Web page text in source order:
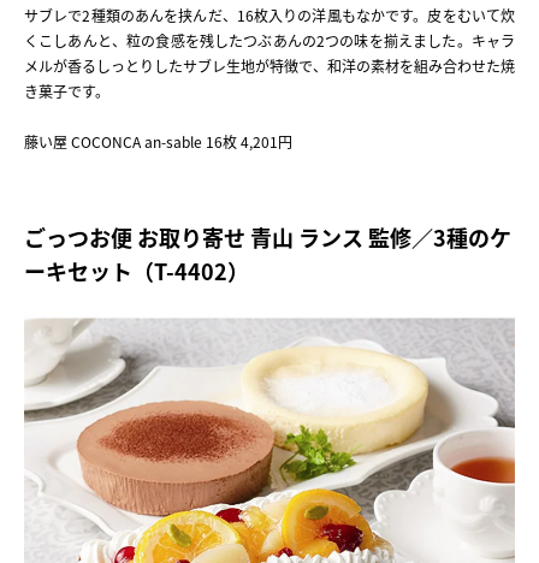
サブレで2種類のあんを挟んだ、16枚入りの洋風もなかです。皮をむいて炊
くこしあんと、粒の食感を残したつぶあんの2つの味を揃えました。キャラ
メルが香るしっとりしたサブレ生地が特徴で、和洋の素材を組み合わせた焼
き菓子です。
藤い屋 COCONCA an-sable 16枚 4,201円
ごっつお便 お取り寄せ 青山 ランス 監修／3種のケ
ーキセット（T-4402）